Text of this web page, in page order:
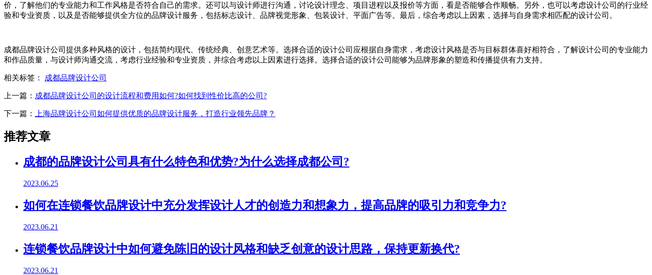
价，了解他们的专业能力和工作风格是否符合自己的需求。还可以与设计师进行沟通，讨论设计理念、项目进程以及报价等方面，看是否能够合作顺畅。另外，也可以考虑设计公司的行业经
验和专业资质，以及是否能够提供全方位的品牌设计服务，包括标志设计、品牌视觉形象、包装设计、平面广告等。最后，综合考虑以上因素，选择与自身需求相匹配的设计公司。
成都品牌设计公司提供多种风格的设计，包括简约现代、传统经典、创意艺术等。选择合适的设计公司应根据自身需求，考虑设计风格是否与目标群体喜好相符合，了解设计公司的专业能力
和作品质量，与设计师沟通交流，考虑行业经验和专业资质，并综合考虑以上因素进行选择。选择合适的设计公司能够为品牌形象的塑造和传播提供有力支持。
相关标签： 成都品牌设计公司
上一篇： 成都品牌设计公司的设计流程和费用如何?如何找到性价比高的公司?
下一篇： 上海品牌设计公司如何提供优质的品牌设计服务，打造行业领先品牌？
推荐文章
成都的品牌设计公司具有什么特色和优势?为什么选择成都公司?
2023.06.25
如何在连锁餐饮品牌设计中充分发挥设计人才的创造力和想象力，提高品牌的吸引力和竞争力?
2023.06.21
连锁餐饮品牌设计中如何避免陈旧的设计风格和缺乏创意的设计思路，保持更新换代?
2023.06.21